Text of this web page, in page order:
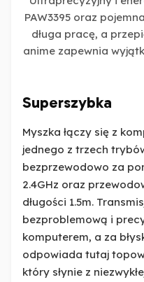
PAW3395 oraz
długa pracę, a
anime zapewnia
Superszybka
Myszka łączy się z
jednego z trzech
bezprzewodowo za
2.4GHz oraz
długości 1.5m.
bezproblemową i
komputerem, a za
odpowiada tutaj
który słynie z